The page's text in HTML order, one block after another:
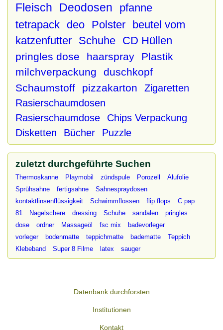
Fleisch Deodosen
pfanne
tetrapack deo Polster beutel vom
katzenfutter Schuhe CD Hüllen
pringles dose haarspray
Plastik
milchverpackung
duschkopf
Schaumstoff pizzakarton
Zigaretten
Rasierschaumdosen
Rasierschaumdose
Chips Verpackung
Disketten
Bücher Puzzle
zuletzt durchgeführte Suchen
Thermoskanne Playmobil zündspule Porozell
Alufolie
Sprühsahne
fertigsahne
Sahnespraydosen
kontaktlinsenflüssigkeit
Schwimmflossen flip flops
C pap
81
Nagelschere dressing Schuhe sandalen
pringles
dose
ordner Massageöl fsc mix
badevorleger
vorleger
bodenmatte teppichmatte badematte
Teppich
Klebeband
Super 8 Filme latex sauger
Datenbank durchforsten
Institutionen
Kontakt